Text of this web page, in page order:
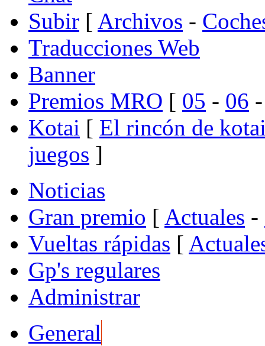
Subir [ Archivos -
Traducciones Web
Banner
Premios MRO [ 05 - 06
Kotai [ El rincón de
juegos ]
Noticias
Gran premio [ Actuales -
Vueltas rápidas [
Gp's regulares
Administrar
General